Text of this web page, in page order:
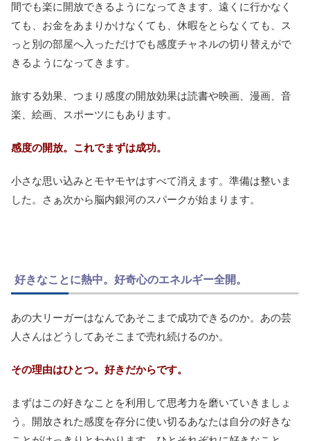
間でも楽に開放できるようになってきます。遠くに行かなく
ても、お金をあまりかけなくても、休暇をとらなくても、ス
っと別の部屋へ入っただけでも感度チャネルの切り替えがで
きるようになってきます。
旅する効果、つまり感度の開放効果は読書や映画、漫画、音
楽、絵画、スポーツにもあります。
感度の開放。これでまずは成功。
小さな思い込みとモヤモヤはすべて消えます。準備は整いま
した。さぁ次から脳内銀河のスパークが始まります。
好きなことに熱中。好奇心のエネルギー全開。
あの大リーガーはなんであそこまで成功できるのか。あの芸
人さんはどうしてあそこまで売れ続けるのか。
その理由はひとつ。好きだからです。
まずはこの好きなことを利用して思考力を磨いていきましょ
う。開放された感度を存分に使い切るあなたは自分の好きな